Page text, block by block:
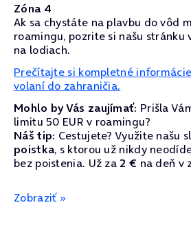
Zóna 4
Ak sa chystáte na plavbu do vôd
roamingu, pozrite si našu stránku
na lodiach.
Prečítajte si kompletné
volaní do zahraničia.
Mohlo by Vás zaujímať: Prišla
limitu 50 EUR v roamingu?
Náš tip: Cestujete? Využite našu
poistka, s ktorou už nikdy
bez poistenia. Už za 2 € na deň v
Zobraziť »